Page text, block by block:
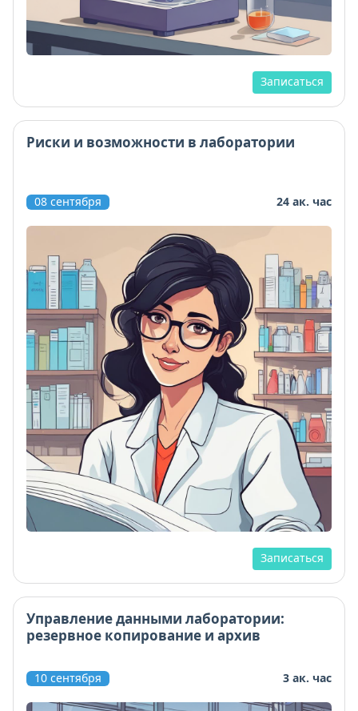
Записаться
Риски и возможности в лаборатории
08 сентября 24 ак. час
Записаться
Управление данными лаборатории:
резервное копирование и архив
10 сентября 3 ак. час